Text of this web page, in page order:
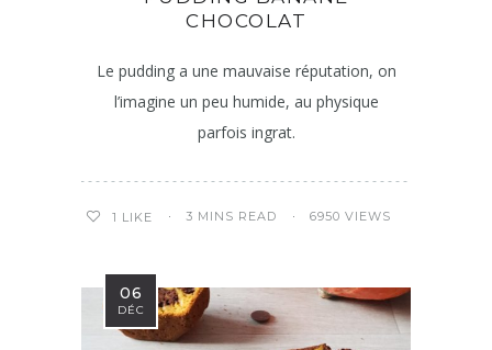
CHOCOLAT
Le pudding a une mauvaise réputation, on
l’imagine un peu humide, au physique
parfois ingrat.
1 LIKE 3 MINS READ 6950 VIEWS
06
DÉC